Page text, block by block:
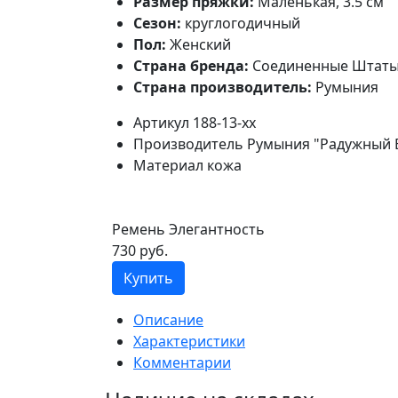
Сезон: круглогодичный
Пол: Женский
Страна бренда: Соединенные Штаты
Страна производитель: Румыния
Артикул 188-13-xx
Производитель Румыния "Радужный
Материал кожа
Ремень Элегантность
730 руб.
Купить
Описание
Характеристики
Комментарии